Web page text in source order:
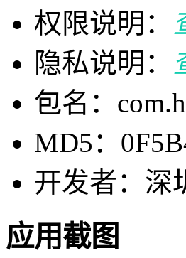
权限说明：
隐私说明：
包名：
MD5：
开发者：深
应用截图